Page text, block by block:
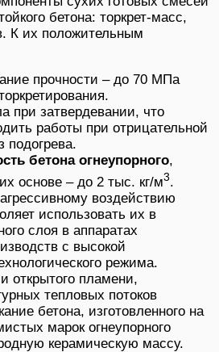
бетона: торкрет-масс,
К их положительным
прочности – до 70 МПа
при затвердевании, что
работы при отрицательной
подогрева.
бетона огнеупорного,
основе – до 2 тыс. кг/м3.
воздействию
использовать их в
слоя в аппаратах
с высокой
режима.
открытого пламени,
тепловых потоков
бетона, изготовленного на
марок огнеупорного
керамическую массу.